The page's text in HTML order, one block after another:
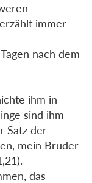
immer
nach dem
ihm in
sind ihm
Satz der
mein Bruder
das